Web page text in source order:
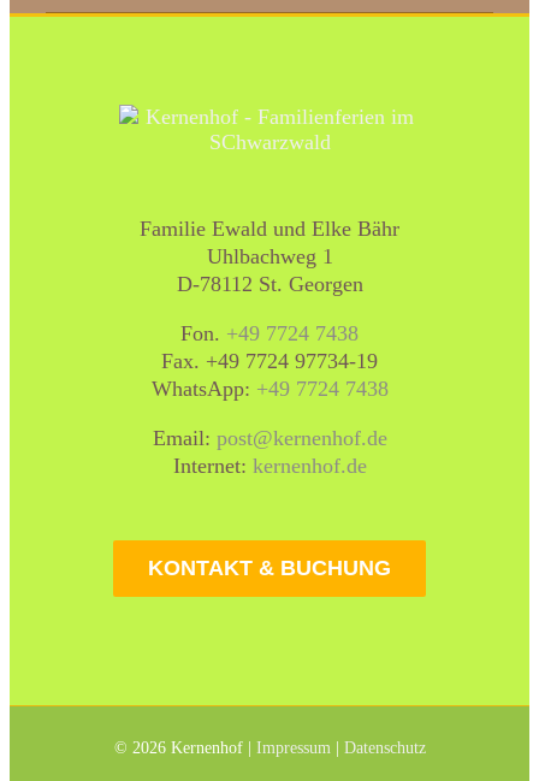
Familie Ewald und Elke Bähr
Uhlbachweg 1
D-78112 St. Georgen
Fon. +49 7724 7438
Fax. +49 7724 97734-19
WhatsApp: +49 7724 7438
Email: post@kernenhof.de
Internet: kernenhof.de
KONTAKT & BUCHUNG
© 2026 Kernenhof | Impressum Datenschutz